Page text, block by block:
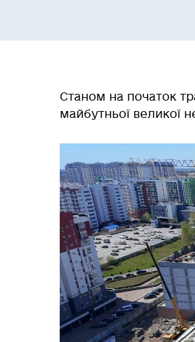
Станом на початок
майбутньої великої